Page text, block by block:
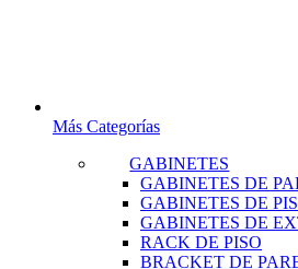
Más Categorías
GABINETES
GABINETES DE
GABINETES DE
GABINETES DE
RACK DE PISO
BRACKET DE